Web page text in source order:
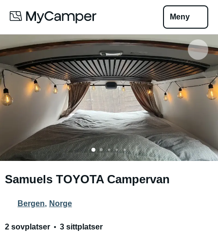
Meny
Samuels TOYOTA Campervan
Bergen, Norge
2 sovplatser 3 sittplatser